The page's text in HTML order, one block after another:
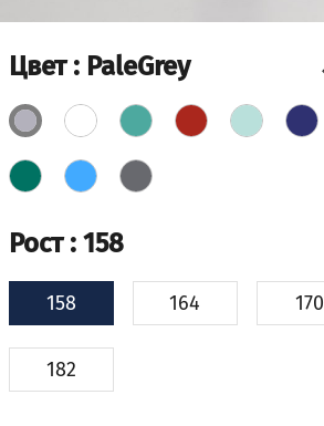
Цвет: PaleGrey
Рост: 158
158 164 170
182